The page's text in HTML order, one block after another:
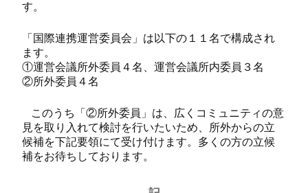
す。
「国際連携運営委員会」は以下の１１名で構成され
ます。
①運営会議所外委員４名、運営会議所内委員３名
②所外委員４名
このうち「②所外委員」は、広くコミュニティの意
見を取り入れて検討を行いたいため、所外からの立
候補を下記要領にて受け付けます。多くの方の立候
補をお待ちしております。